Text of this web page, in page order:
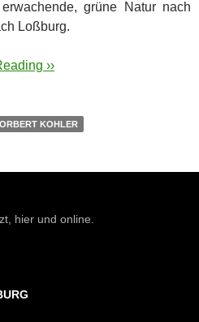
grüne Natur nach
Loßburg.
››
KOHLER
hier und online.